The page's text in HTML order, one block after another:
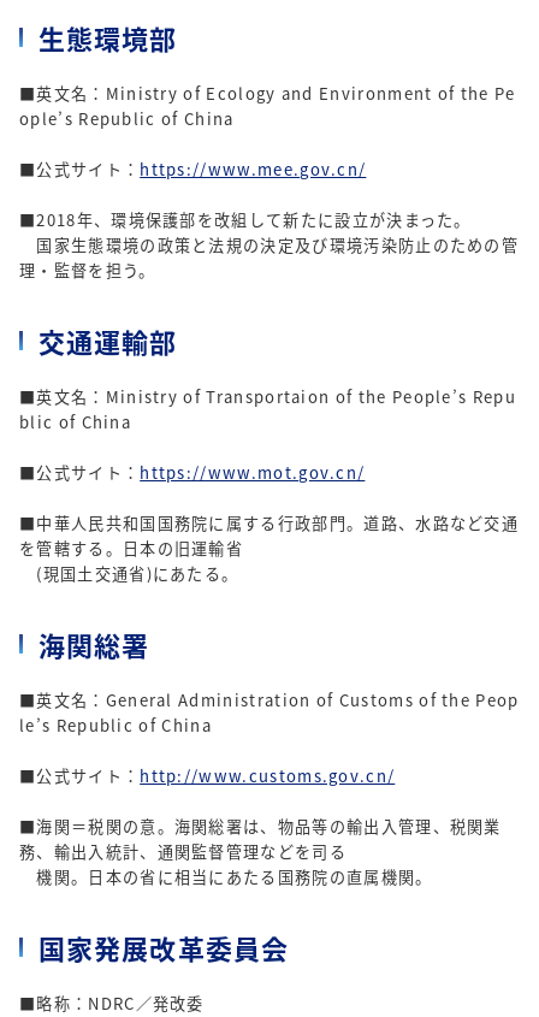
生態環境部
■英文名：Ministry of Ecology and Environment of the Pe
ople’s Republic of China
■公式サイト： https://www.mee.gov.cn/
■2018年、環境保護部を改組して新たに設立が決まった。
国家生態環境の政策と法規の決定及び環境汚染防止のための管
理・監督を担う。
交通運輸部
■英文名：Ministry of Transportaion of the People’s Repu
blic of China
■公式サイト： https://www.mot.gov.cn/
■中華人民共和国国務院に属する行政部門。道路、水路など交通
を管轄する。日本の旧運輸省
(現国土交通省)にあたる。
海関総署
■英文名：General Administration of Customs of the Peop
le’s Republic of China
■公式サイト： http://www.customs.gov.cn/
■海関＝税関の意。海関総署は、物品等の輸出入管理、税関業
務、輸出入統計、通関監督管理などを司る
機関。日本の省に相当にあたる国務院の直属機関。
国家発展改革委員会
■略称：NDRC／発改委